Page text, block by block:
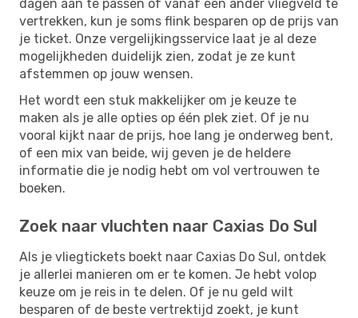
dagen aan te passen of vanaf een ander vliegveld te
vertrekken, kun je soms flink besparen op de prijs van
je ticket. Onze vergelijkingsservice laat je al deze
mogelijkheden duidelijk zien, zodat je ze kunt
afstemmen op jouw wensen.
Het wordt een stuk makkelijker om je keuze te
maken als je alle opties op één plek ziet. Of je nu
vooral kijkt naar de prijs, hoe lang je onderweg bent,
of een mix van beide, wij geven je de heldere
informatie die je nodig hebt om vol vertrouwen te
boeken.
Zoek naar vluchten naar Caxias Do Sul
Als je vliegtickets boekt naar Caxias Do Sul, ontdek
je allerlei manieren om er te komen. Je hebt volop
keuze om je reis in te delen. Of je nu geld wilt
besparen of de beste vertrektijd zoekt, je kunt